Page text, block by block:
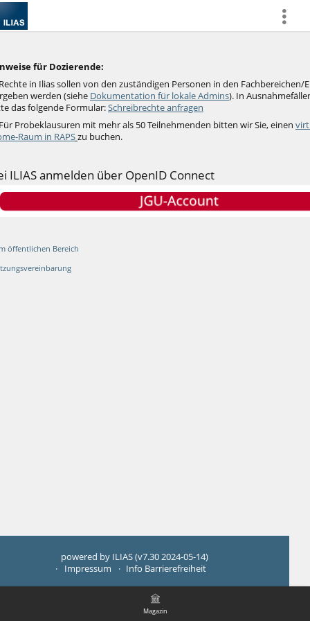
more
Magazin
für Dozierende:
in Ilias sollen von den zuständigen Personen in den Fachbereichen/
werden (siehe Dokumentation für lokale Admins). In
das folgende Formular:Schreibrechte anfragen
Probeklausuren mit mehr als 50 Teilnehmenden bitten wir Sie, einen
Raum in RAPSzu buchen.
ILIAS anmelden über OpenID Connect
öffentlichen Bereich
powered by ILIAS (v7.30 2024-05-14)
Impressum
Info Barrierefreiheit